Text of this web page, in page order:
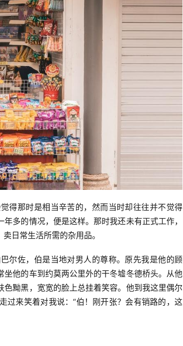
得那时是相当辛苦的，然而当时却往往并不觉得
多的情况，便是这样。那时我还未有正式工作，
日常生活所需的杂用品。
尔佐，伯是当地对男人的尊称。原先我是他的顾
他的车到约莫两公里外的干冬墟冬德桥头。从他
黝黑，宽宽的脸上总挂着笑容。他到我这里偶尔
过来笑着对我说：“伯！刚开张？会有销路的，这